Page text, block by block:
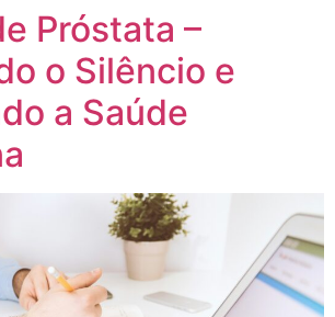
Próstata –
o Silêncio e
a Saúde